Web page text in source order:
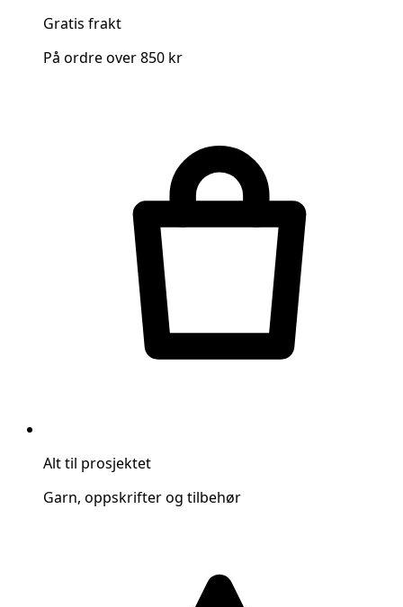
Gratis frakt
På ordre over 850 kr
Alt til prosjektet
Garn, oppskrifter og tilbehør